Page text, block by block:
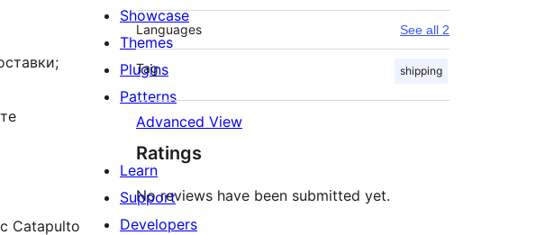
Catapulto
Languages See all 2
Tag shipping
Advanced View
Ratings
No reviews have been submitted yet.
Showcase
Themes
Plugins
Patterns
Learn
Support
Developers